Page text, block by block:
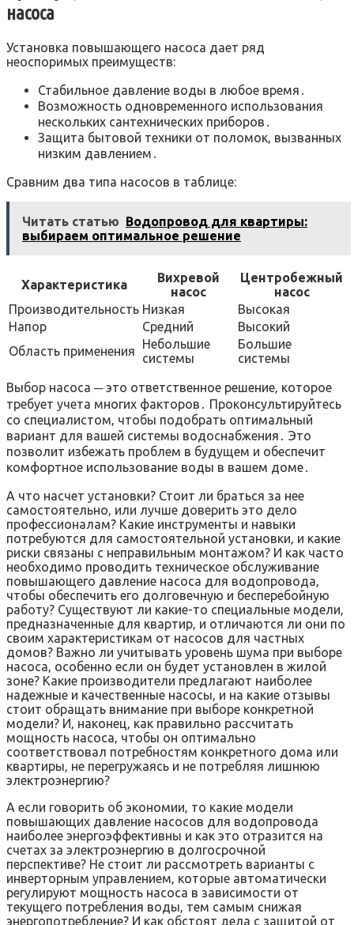
насоса
Установка повышающего насоса дает ряд
неоспоримых преимуществ:
Стабильное давление воды в любое время․
Возможность одновременного использования
нескольких сантехнических приборов․
Защита бытовой техники от поломок‚ вызванных
низким давлением․
Сравним два типа насосов в таблице:
Читать статью Водопровод для квартиры:
выбираем оптимальное решение
Характеристика
Вихревой
насос
Центробежный
насос
Производительность Низкая
Высокая
Напор
Средний
Высокий
Область применения
Небольшие
системы
Большие
системы
Выбор насоса ─ это ответственное решение‚ которое
требует учета многих факторов․ Проконсультируйтесь
со специалистом‚ чтобы подобрать оптимальный
вариант для вашей системы водоснабжения․ Это
позволит избежать проблем в будущем и обеспечит
комфортное использование воды в вашем доме․
А что насчет установки? Стоит ли браться за нее
самостоятельно‚ или лучше доверить это дело
профессионалам? Какие инструменты и навыки
потребуются для самостоятельной установки‚ и какие
риски связаны с неправильным монтажом? И как часто
необходимо проводить техническое обслуживание
повышающего давление насоса для водопровода‚
чтобы обеспечить его долговечную и бесперебойную
работу? Существуют ли какие-то специальные модели‚
предназначенные для квартир‚ и отличаются ли они по
своим характеристикам от насосов для частных
домов? Важно ли учитывать уровень шума при выборе
насоса‚ особенно если он будет установлен в жилой
зоне? Какие производители предлагают наиболее
надежные и качественные насосы‚ и на какие отзывы
стоит обращать внимание при выборе конкретной
модели? И‚ наконец‚ как правильно рассчитать
мощность насоса‚ чтобы он оптимально
соответствовал потребностям конкретного дома или
квартиры‚ не перегружаясь и не потребляя лишнюю
электроэнергию?
А если говорить об экономии‚ то какие модели
повышающих давление насосов для водопровода
наиболее энергоэффективны и как это отразится на
счетах за электроэнергию в долгосрочной
перспективе? Не стоит ли рассмотреть варианты с
инверторным управлением‚ которые автоматически
регулируют мощность насоса в зависимости от
текущего потребления воды‚ тем самым снижая
энергопотребление? И как обстоят дела с защитой от